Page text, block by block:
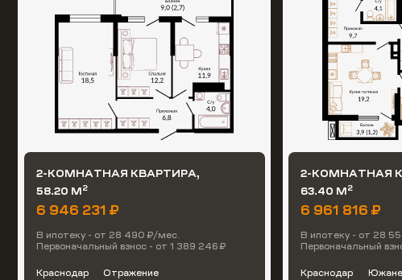
2-КОМНАТНАЯ КВАРТИРА,
58.20 М2
6 946 231 ₽
В ипотеку - от 28 490 ₽/мес.
Первоначальный взнос - от 1 389 246 ₽
Краснодар
Отражение
2-КОМНАТНАЯ
63.40 М2
6 961 816 ₽
В ипотеку - от 28
Первоначальный
Краснодар
Южане